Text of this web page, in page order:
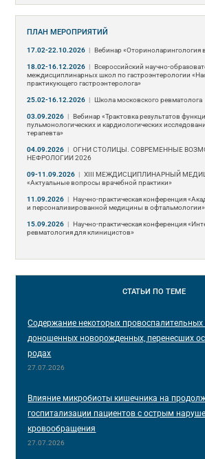
ПЛАН МЕРОПРИЯТИЙ
17.02-22.10.2026 | Вебинар «Оториноларингология
18.02-16.12.2026 | Всероссийский научно-
междисциплинарных школ по гастроэнтерологии
практикующего гастроэнтеролога»
25.02-16.12.2026 | Школа московского ревматолога
03.09.2026 | Вебинар «Трактовка результатов
пульмонологических и кардиологических
терапевта»
04.09.2026 | ОГНИ СТОЛИЦЫ. СОВРЕМЕННЫЕ
НЕФРОЛОГИИ 2026
09-11.09.2026 | ХIII МЕЖДИСЦИПЛИНАРНЫЙ
«Актуальные вопросы врачебной практики»
11.09.2026 | Научно-практическая конференция
и персонализированной медицины в офтальмологии»
15.09.2026 | Научно-практическая конференция
ревматология для клиницистов»
СТАТЬИ ПО ТЕМЕ
Содержание некоторых провоспалительных
доношенных новорожденных, перенесших
родах
27.07.2026
Влияние микробиоты кишечника на
госпитализации пациентов с острым
кровообращения
27.07.2026